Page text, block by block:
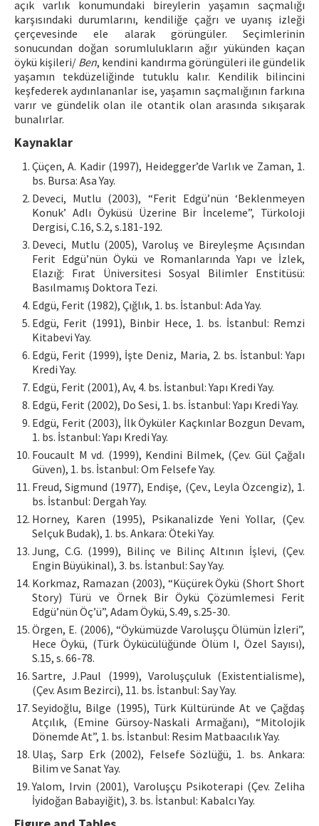
açık varlık konumundaki bireylerin yaşamın saçmalığı
karşısındaki durumlarını, kendiliğe çağrı ve uyanış izleği
çerçevesinde ele alarak görüngüler. Seçimlerinin
sonucundan doğan sorumlulukların ağır yükünden kaçan
öykü kişileri/ Ben, kendini kandırma görüngüleri ile gündelik
yaşamın tekdüzeliğinde tutuklu kalır. Kendilik bilincini
keşfederek aydınlananlar ise, yaşamın saçmalığının farkına
varır ve gündelik olan ile otantik olan arasında sıkışarak
bunalırlar.
Kaynaklar
Çüçen, A. Kadir (1997), Heidegger’de Varlık ve Zaman, 1.
bs. Bursa: Asa Yay.
Deveci, Mutlu (2003), “Ferit Edgü’nün ‘Beklenmeyen
Konuk’ Adlı Öyküsü Üzerine Bir İnceleme”, Türkoloji
Dergisi, C.16, S.2, s.181-192.
Deveci, Mutlu (2005), Varoluş ve Bireyleşme Açısından
Ferit Edgü’nün Öykü ve Romanlarında Yapı ve İzlek,
Elazığ: Fırat Üniversitesi Sosyal Bilimler Enstitüsü:
Basılmamış Doktora Tezi.
Edgü, Ferit (1982), Çığlık, 1. bs. İstanbul: Ada Yay.
Edgü, Ferit (1991), Binbir Hece, 1. bs. İstanbul: Remzi
Kitabevi Yay.
Edgü, Ferit (1999), İşte Deniz, Maria, 2. bs. İstanbul: Yapı
Kredi Yay.
Edgü, Ferit (2001), Av, 4. bs. İstanbul: Yapı Kredi Yay.
Edgü, Ferit (2002), Do Sesi, 1. bs. İstanbul: Yapı Kredi Yay.
Edgü, Ferit (2003), İlk Öyküler Kaçkınlar Bozgun Devam,
1. bs. İstanbul: Yapı Kredi Yay.
Foucault M vd. (1999), Kendini Bilmek, (Çev. Gül Çağalı
Güven), 1. bs. İstanbul: Om Felsefe Yay.
Freud, Sigmund (1977), Endişe, (Çev., Leyla Özcengiz), 1.
bs. İstanbul: Dergah Yay.
Horney, Karen (1995), Psikanalizde Yeni Yollar, (Çev.
Selçuk Budak), 1. bs. Ankara: Öteki Yay.
Jung, C.G. (1999), Bilinç ve Bilinç Altının İşlevi, (Çev.
Engin Büyükinal), 3. bs. İstanbul: Say Yay.
Korkmaz, Ramazan (2003), “Küçürek Öykü (Short Short
Story) Türü ve Örnek Bir Öykü Çözümlemesi Ferit
Edgü’nün Öç’ü”, Adam Öykü, S.49, s.25-30.
Örgen, E. (2006), “Öykümüzde Varoluşçu Ölümün İzleri”,
Hece Öykü, (Türk Öykücülüğünde Ölüm I, Özel Sayısı),
S.15, s. 66-78.
Sartre, J.Paul (1999), Varoluşçuluk (Existentialisme),
(Çev. Asım Bezirci), 11. bs. İstanbul: Say Yay.
Seyidoğlu, Bilge (1995), Türk Kültüründe At ve Çağdaş
Atçılık, (Emine Gürsoy-Naskali Armağanı), “Mitolojik
Dönemde At”, 1. bs. İstanbul: Resim Matbaacılık Yay.
Ulaş, Sarp Erk (2002), Felsefe Sözlüğü, 1. bs. Ankara:
Bilim ve Sanat Yay.
Yalom, Irvin (2001), Varoluşçu Psikoterapi (Çev. Zeliha
İyidoğan Babayiğit), 3. bs. İstanbul: Kabalcı Yay.